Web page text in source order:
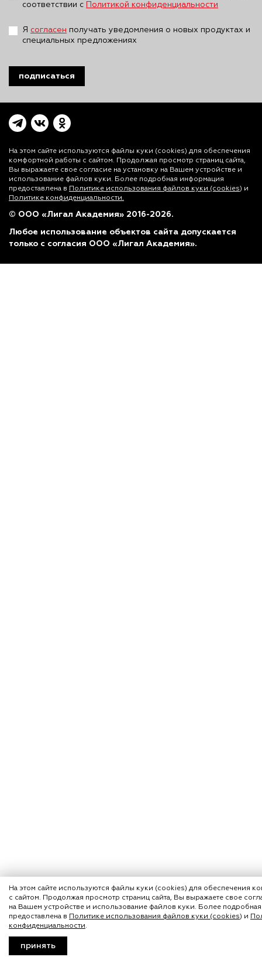
соответствии с
Политикой конфиденциальности
Я согласен получать уведомления о новых продуктах и
специальных предложениях
подписаться
На этом сайте используются файлы куки (cookies) для обеспечения
комфортной работы с сайтом. Продолжая просмотр страниц сайта,
Вы выражаете свое согласие на установку на Вашем устройстве и
использование файлов куки. Более подробная информация
предоставлена в Политике использования файлов куки (cookies) и
Политике конфиденциальности.
© ООО «Лигал Академия» 2016-2026.
Любое использование объектов сайта допускается
только с согласия ООО «Лигал Академия».
На этом сайте используются файлы куки (cookies) для обеспечения
с сайтом. Продолжая просмотр страниц сайта, Вы выражаете свое
на Вашем устройстве и использование файлов куки. Более
предоставлена в Политике использования файлов куки (cookies) и
конфиденциальности.
принять